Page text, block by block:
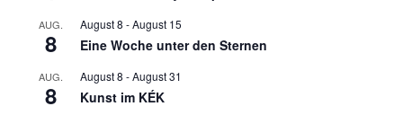
AUG.
8
August 8 -August 15
Eine Woche unter den Sternen
AUG.
8
August 8 -August 31
Kunst im KÉK